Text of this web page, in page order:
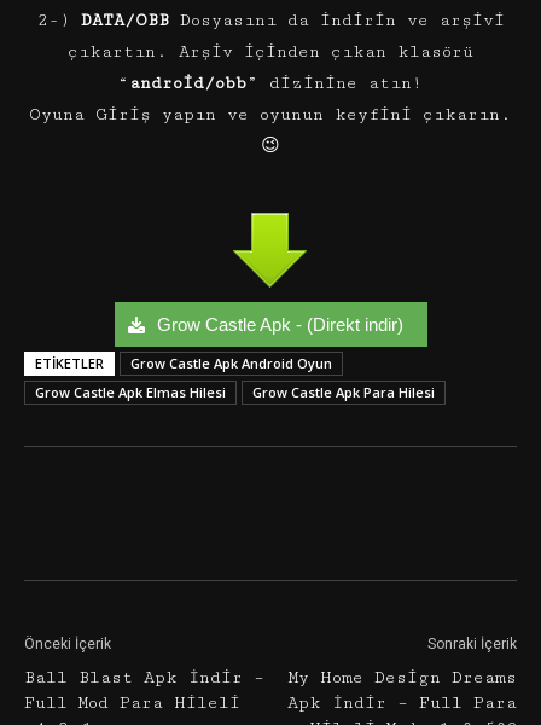
2-) DATA/OBBDosyasını da indirin ve arşivi
çıkartın. Arşiv içinden çıkan klasörü
“ android/obb” dizinine atın!
Oyuna Giriş yapın ve oyunun keyfini çıkarın.
😉
Grow Castle Apk - (Direkt indir)
ETIKETLER
Grow Castle Apk Android Oyun
Grow Castle Apk Elmas Hilesi
Grow Castle Apk Para Hilesi
Önceki İçerik
Ball Blast Apk İndir –
Full Mod Para Hileli
Sonraki İçerik
My Home Design Dreams
Apk İndir – Full Para